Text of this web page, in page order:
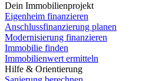
Dein Immobilienprojekt
Eigenheim finanzieren
Anschlussfinanzierung planen
Modernisierung finanzieren
Immobilie finden
Immobilienwert ermitteln
Hilfe & Orientierung